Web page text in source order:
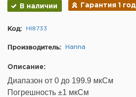
В наличии Гарантия 1 год
Код: HI8733
Производитель: Hanna
Описание:
Диапазон от 0 до 199.9 мкСм
Погрешность ±1 мкСм